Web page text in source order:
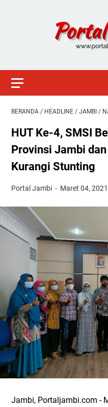
BERANDA / HEADLINE / JAMBI /
HUT Ke-4, SMSI
Provinsi Jambi
Kurangi Stunting
Portal Jambi Maret 04, 2021
Jambi, Portaljambi.com -